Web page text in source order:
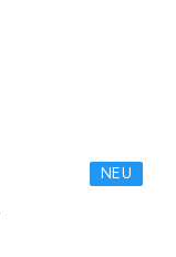
NEU